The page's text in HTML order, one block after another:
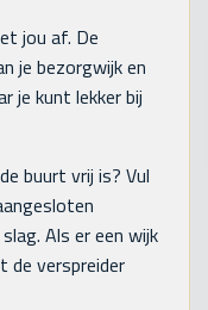
jou af. De
je bezorgwijk en
je kunt lekker bij
buurt vrij is? Vul
Als er een wijk
de verspreider